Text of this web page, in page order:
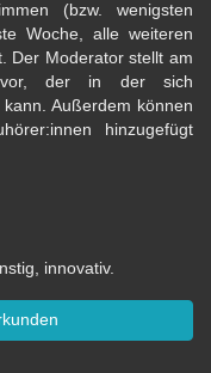
(bzw. wenigsten
Woche, alle weiteren
Der Moderator stellt am
vor, der in der sich
Außerdem können
hinzugefügt
innovativ.